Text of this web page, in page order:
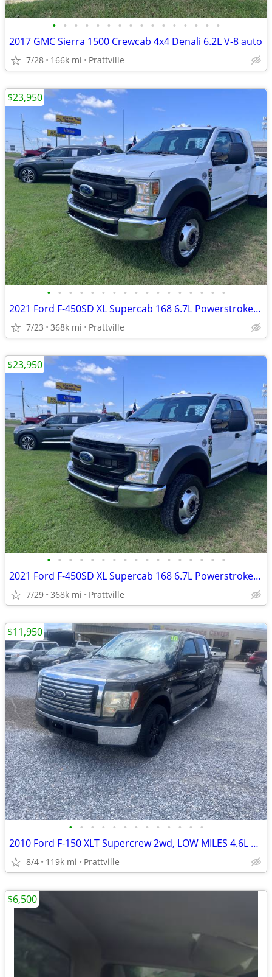
• • • • • • • • • • • • • • • •
2017 GMC Sierra 1500 Crewcab 4x4 Denali 6.2L V-8 auto
7/28 166k mi Prattville
• • • • • • • • • • • • • • • • •
2021 Ford F-450SD XL Supercab 168 6.7L Powerstroke Turbo Diesel 4x4 au
7/23 368k mi Prattville
$23,950
• • • • • • • • • • • • • • • • •
2021 Ford F-450SD XL Supercab 168 6.7L Powerstroke Turbo Diesel 4x4 au
7/29 368k mi Prattville
$23,950
• • • • • • • • • • • • •
2010 Ford F-150 XLT Supercrew 2wd, LOW MILES 4.6L V-8 auto
8/4 119k mi Prattville
$11,950
$6,500